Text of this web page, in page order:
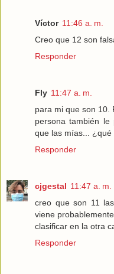
Víctor 11:46 a. m.
Creo que 12 son
Responder
Fly 11:47 a. m.
para mi que son 10.
persona también
que las mías... ¿qué
Responder
cjgestal 11:47 a. m.
creo que son 11
viene
clasificar en la otra
Responder